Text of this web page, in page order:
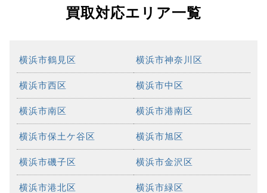
買取対応エリア一覧
横浜市鶴見区 横浜市神奈川区
横浜市西区 横浜市中区
横浜市南区 横浜市港南区
横浜市保土ケ谷区 横浜市旭区
横浜市磯子区 横浜市金沢区
横浜市港北区 横浜市緑区